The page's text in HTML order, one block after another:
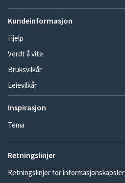
Kundeinformasjon
Hjelp
Verdt å vite
Bruksvilkår
Leievilkår
Inspirasjon
Tema
Retningslinjer
Retningslinjer for informasjonskapsler